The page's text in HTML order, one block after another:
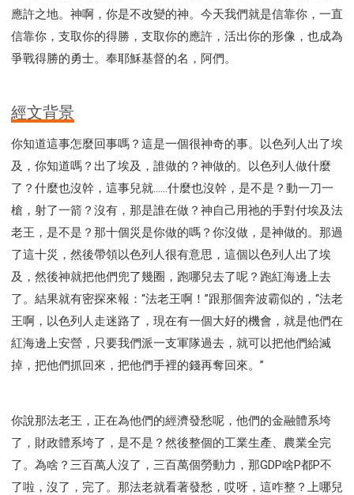
應許之地。神啊，你是不改變的神。今天我們就是信靠你，一直
信靠你，支取你的得勝，支取你的應許，活出你的形像，也成為
爭戰得勝的勇士。奉耶穌基督的名，阿們。
經文背景
你知道這事怎麼回事嗎？這是一個很神奇的事。以色列人出了埃
及，你知道嗎？出了埃及，誰做的？神做的。以色列人做什麼
了？什麼也沒幹，這事兒就……什麼也沒幹，是不是？動一刀一
槍，射了一箭？沒有，那是誰在做？神自己用祂的手對付埃及法
老王，是不是？那十個災是你做的嗎？你沒做，是神做的。那過
了這十災，然後帶領以色列人很有意思，這個以色列人出了埃
及，然後神就把他們兜了幾圈，跑哪兒去了呢？跑紅海邊上去
了。結果就有密探來報：“法老王啊！”跟那個奔波霸似的，“法老
王啊，以色列人走迷路了，現在有一個大好的機會，就是他們在
紅海邊上安營，只要我們派一支軍隊過去，就可以把他們給滅
掉，把他們抓回來，把他們手裡的錢再奪回來。”
你說那法老王，正在為他們的經濟發愁呢，他們的金融體系垮
了，財政體系垮了，是不是？然後整個的工業生產、農業全完
了。為啥？三百萬人沒了，三百萬個勞動力，那GDP啥P都P不
了啦，沒了，完了。那法老就看著發愁，哎呀，這咋整？上哪兒